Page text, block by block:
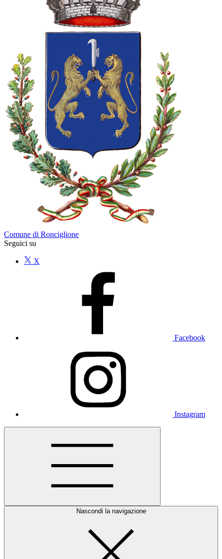
Comune di Ronciglione
Seguici su
X
Facebook
Instagram
Nascondi la navigazione